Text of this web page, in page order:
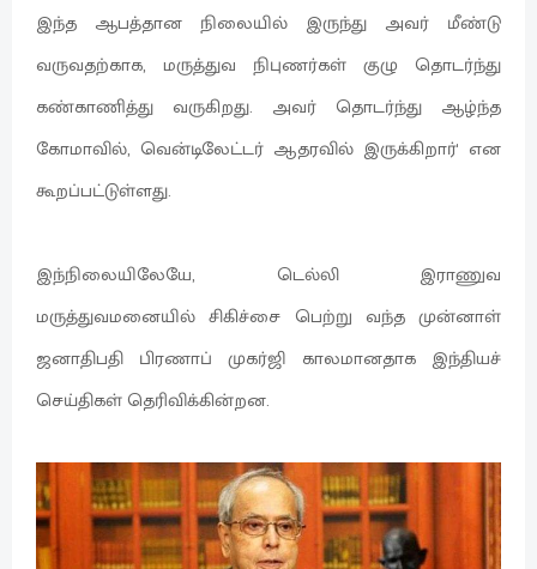
இந்த ஆபத்தான நிலையில் இருந்து அவர் மீண்டு
வருவதற்காக, மருத்துவ நிபுணர்கள் குழு தொடர்ந்து
கண்காணித்து வருகிறது. அவர் தொடர்ந்து ஆழ்ந்த
கோமாவில், வென்டிலேட்டர் ஆதரவில் இருக்கிறார்' என
கூறப்பட்டுள்ளது.
இந்நிலையிலேயே, டெல்லி இராணுவ
மருத்துவமனையில் சிகிச்சை பெற்று வந்த முன்னாள்
ஜனாதிபதி பிரணாப் முகர்ஜி காலமானதாக இந்தியச்
செய்திகள் தெரிவிக்கின்றன.